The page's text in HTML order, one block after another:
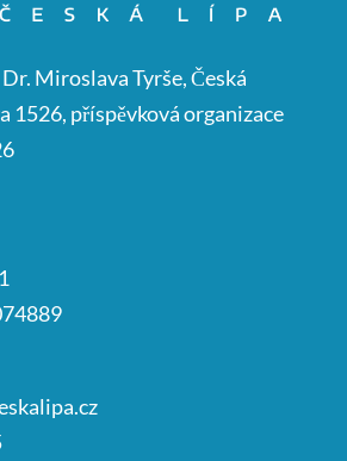
Miroslava Tyrše, Česká
1526, příspěvková organizace